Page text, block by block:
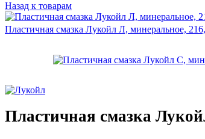
Назад к товарам
Пластичная смазка Лукойл Л, минеральное,
Пластичная смазка